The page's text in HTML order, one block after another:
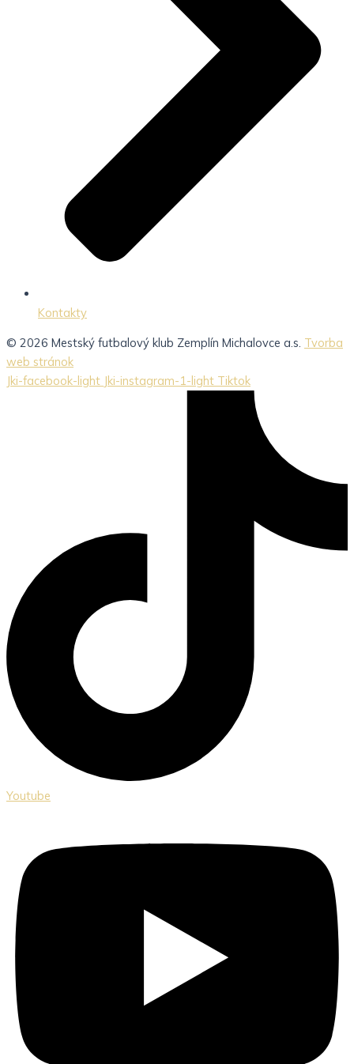
Kontakty
© 2026 Mestský futbalový klub Zemplín Michalovce a.s. Tvorba
web stránok
Jki-facebook-light Jki-instagram-1-light Tiktok
Youtube